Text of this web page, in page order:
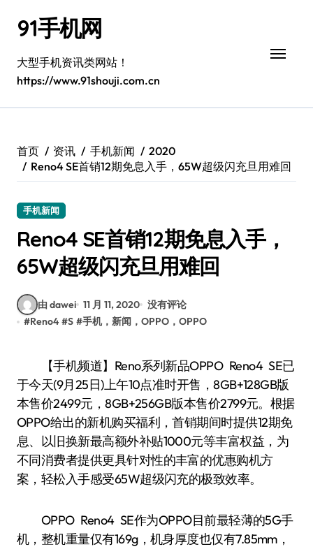
91手机网
大型手机资讯类网站！
https://www.91shouji.com.cn
首页 资讯 手机新闻
2020
Reno4 SE首销12期免息入手，65W超级闪充旦用难回
手机新闻
Reno4 SE首销12期免息入手，
65W超级闪充旦用难回
由 dawei 11 月 11, 2020 没有评论
#Reno4 #S #手机，新闻，OPPO，OPPO
【手机频道】Reno系列新品OPPO Reno4 SE已
于今天(9月25日)上午10点准时开售，8GB+128GB版
本售价2499元，8GB+256GB版本售价2799元。根据
OPPO给出的新机购买福利，首销期间时提供12期免
息、以旧换新最高额外补贴1000元等丰富权益，为
不同消费者提供更具针对性的丰富的优惠购机方
案，轻松入手感受65W超级闪充的极致效率。
OPPO Reno4 SE作为OPPO目前最轻薄的5G手
机，整机重量仅有169g，机身厚度也仅有7.85mm，